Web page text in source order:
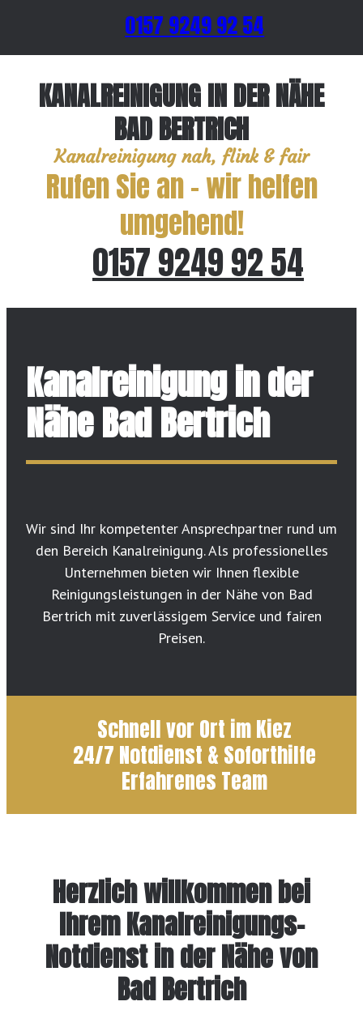
0157 9249 92 54
KANALREINIGUNG IN DER NÄHE
BAD BERTRICH
Kanalreinigung nah, flink & fair
Rufen Sie an – wir helfen
umgehend!
0157 9249 92 54
Kanalreinigung in der
Nähe Bad Bertrich
Wir sind Ihr kompetenter Ansprechpartner rund um
den Bereich Kanalreinigung. Als professionelles
Unternehmen bieten wir Ihnen flexible
Reinigungsleistungen in der Nähe von Bad
Bertrich mit zuverlässigem Service und fairen
Preisen.
Schnell vor Ort im Kiez
24/7 Notdienst & Soforthilfe
Erfahrenes Team
Herzlich willkommen bei
Ihrem Kanalreinigungs-
Notdienst in der Nähe von
Bad Bertrich